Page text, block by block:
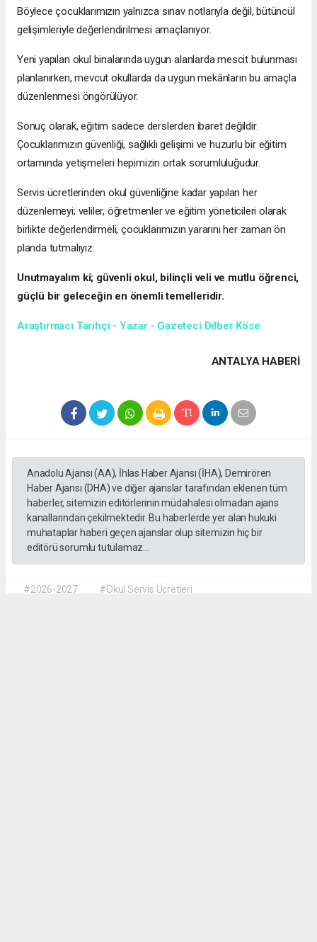
Böylece çocuklarımızın yalnızca sınav notlarıyla değil, bütüncül
gelişimleriyle değerlendirilmesi amaçlanıyor.
Yeni yapılan okul binalarında uygun alanlarda mescit bulunması
planlanırken, mevcut okullarda da uygun mekânların bu amaçla
düzenlenmesi öngörülüyor.
Sonuç olarak, eğitim sadece derslerden ibaret değildir.
Çocuklarımızın güvenliği, sağlıklı gelişimi ve huzurlu bir eğitim
ortamında yetişmeleri hepimizin ortak sorumluluğudur.
Servis ücretlerinden okul güvenliğine kadar yapılan her
düzenlemeyi; veliler, öğretmenler ve eğitim yöneticileri olarak
birlikte değerlendirmeli, çocuklarımızın yararını her zaman ön
planda tutmalıyız.
Unutmayalım ki; güvenli okul, bilinçli veli ve mutlu öğrenci,
güçlü bir geleceğin en önemli temelleridir.
Araştırmacı Tarihçi - Yazar - Gazeteci Dilber Köse
ANTALYA HABERİ
Anadolu Ajansı (AA), İhlas Haber Ajansı (İHA), Demirören
Haber Ajansı (DHA) ve diğer ajanslar tarafından eklenen tüm
haberler, sitemizin editörlerinin müdahalesi olmadan ajans
kanallarından çekilmektedir. Bu haberlerde yer alan hukuki
muhataplar haberi geçen ajanslar olup sitemizin hiç bir
editörü sorumlu tutulamaz...
#2026-2027
#Okul Servis Ücretleri